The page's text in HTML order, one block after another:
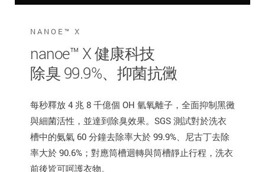
NANOE™ X
nanoe™ X 健康科技
除臭 99.9%、抑菌抗黴
每秒釋放 4 兆 8 千億個 OH 氫氧離子，全面抑制黑黴
與細菌活性，並達到除臭效果。SGS 測試對於洗衣
槽中的氨氣 60 分鐘去除率大於 99.9%、尼古丁去除
率大於 90.6%；對應筒槽迴轉與筒槽靜止行程，洗衣
前後皆可呵護衣物。